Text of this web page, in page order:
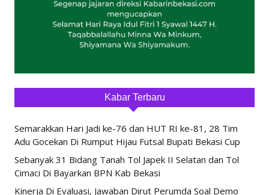
Kabar Terbaru
Semarakkan Hari Jadi ke-76 dan HUT RI ke-81, 28 Tim
Adu Gocekan Di Rumput Hijau Futsal Bupati Bekasi Cup
Sebanyak 31 Bidang Tanah Tol Japek II Selatan dan Tol
Cimaci Di Bayarkan BPN Kab Bekasi
Kinerja Di Evaluasi, Jawaban Dirut Perumda Soal Demo